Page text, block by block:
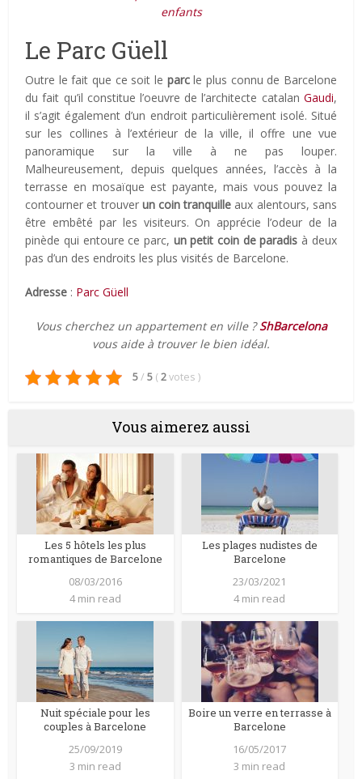
enfants
Le Parc Güell
Outre le fait que ce soit le parcle plus connu de Barcelone
du fait qu’il constitue l’oeuvre de l’architecte catalan Gaudi,
il s’agit également d’un endroit particulièrement isolé. Situé
sur les collines à l’extérieur de la ville, il offre une vue
panoramique sur la ville à ne pas louper.
Malheureusement, depuis quelques années, l’accès à la
terrasse en mosaïque est payante, mais vous pouvez la
contourner et trouver un coin tranquille aux alentours, sans
être embêté par les visiteurs. On apprécie l’odeur de la
pinède qui entoure ce parc, un petit coin de paradis à deux
pas d’un des endroits les plus visités de Barcelone.
Adresse : Parc Güell
Vous cherchez un appartement en ville ?ShBarcelona
vous aide à trouver le bien idéal.
5/ 5 (2votes )
Vous aimerez aussi
Les 5 hôtels les plus
romantiques de Barcelone
08/03/2016
4 min read
Les plages nudistes de
Barcelone
23/03/2021
4 min read
Nuit spéciale pour les
couples à Barcelone
25/09/2019
3 min read
Boire un verre en terrasse à
Barcelone
16/05/2017
3 min read